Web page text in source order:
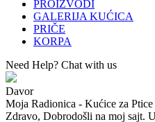
PROIZVODI
GALERIJA KUĆICA
PRIČE
KORPA
Need Help? Chat with us
Davor
Moja Radionica - Kućice za Ptice
Zdravo, Dobrodošli na moj sajt.